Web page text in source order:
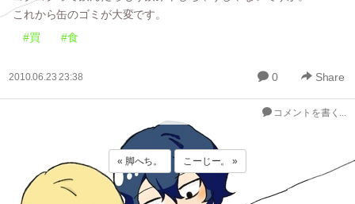
これから缶のゴミが大変です。
#買
#食
2010.06.23 23:38 0 Share
コメントを書く...
« 脚へち。 こーじー。 »